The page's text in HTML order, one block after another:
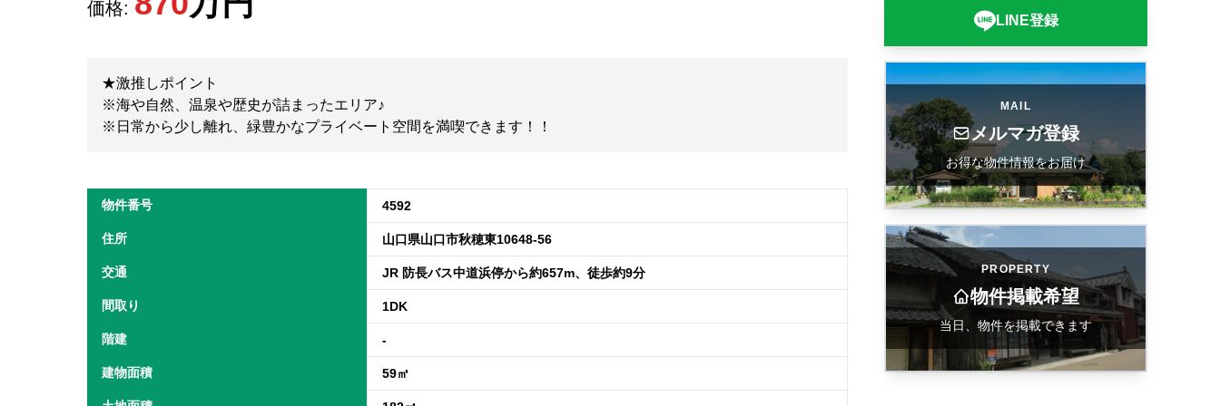
価格:
★激推しポイント
※海や自然、温泉や歴史が詰まったエリア♪
※日常から少し離れ、緑豊かなプライベート空間を満喫できます！！
物件番号 4592
住所 山口県山口市秋穂東10648-56
交通 JR 防長バス中道浜停から約657m、徒歩約9分
間取り 1DK
階建 -
建物面積 59㎡
LINE登録
MAIL
メルマガ登録
お得な物件情報をお届け
PROPERTY
物件掲載希望
当日、物件を掲載できます